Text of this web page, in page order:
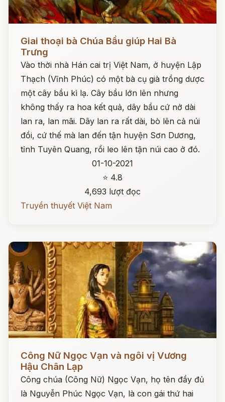
Giai thoại bà Chúa Bầu giúp Hai Bà
Trưng
Vào thời nhà Hán cai trị Việt Nam, ở huyện Lập
Thạch (Vĩnh Phúc) có một bà cụ già trồng dược
một cây bầu kì lạ. Cây bầu lớn lên nhưng
không thấy ra hoa kết quả, dây bầu cứ nở dài
lan ra, lan mãi. Dây lan ra rất dài, bò lên cả núi
đồi, cứ thế mà lan đến tận huyện Sơn Dương,
tỉnh Tuyên Quang, rồi leo lên tận núi cao ở đó.
01-10-2021
⭐ 4.8
4,693 lượt đọc
Truyền thuyết Việt Nam
Công Nữ Ngọc Vạn và ngôi vị Vương
Hậu Chân Lạp
Công chúa (Công Nữ) Ngọc Vạn, họ tên đầy đủ
là Nguyễn Phúc Ngọc Vạn, là con gái thứ hai